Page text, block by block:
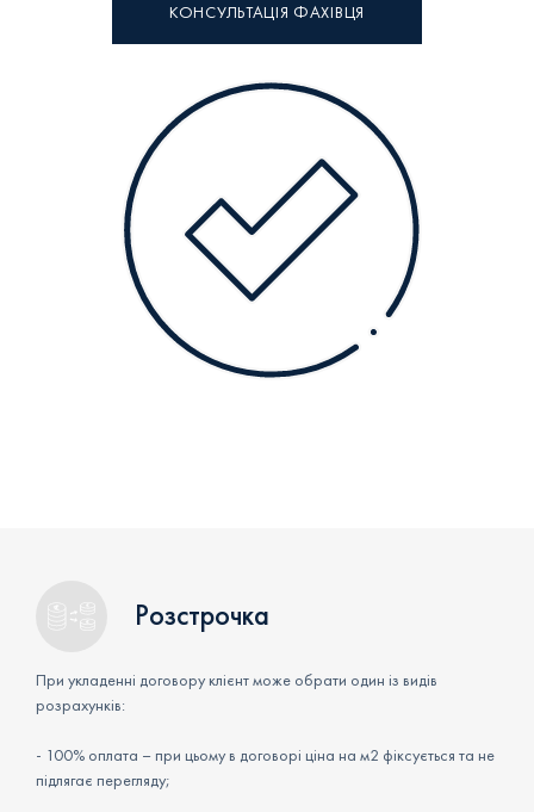
КОНСУЛЬТАЦІЯ ФАХІВЦЯ
Розстрочка
При укладенні договору клієнт може обрати один із видів
розрахунків:
- 100% оплата – при цьому в договорі ціна на м2 фіксується та не
підлягає перегляду;